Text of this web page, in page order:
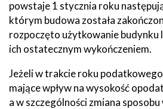
powstaje 1 stycznia roku
którym budowa została
rozpoczęto użytkowanie budynku
ich ostatecznym wykończeniem.
Jeżeli w trakcie roku
mające wpływ na wysokość
a w szczególności zmiana